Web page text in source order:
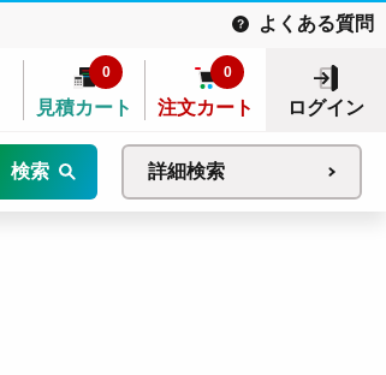
よくある質問
見積カート
0
注文カート
0
ログイン
検索 詳細検索